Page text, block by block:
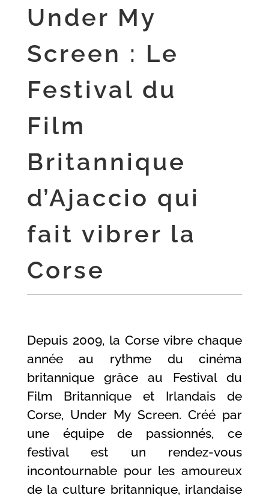
Under My
Screen : Le
Festival du
Film
Britannique
d’Ajaccio qui
fait vibrer la
Corse
Depuis 2009, la Corse vibre chaque
année au rythme du cinéma
britannique grâce au Festival du
Film Britannique et Irlandais de
Corse, Under My Screen. Créé par
une équipe de passionnés, ce
festival est un rendez-vous
incontournable pour les amoureux
de la culture britannique, irlandaise